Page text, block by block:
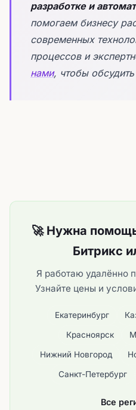
разработке и
помогаем бизнесу
современных
процессов и
нами, чтобы
🚀 Нужна
Битрикс
Я работаю удалённо
Узнайте цены и
Екатеринбург
Красноярск
Нижний Новгород
Санкт-Петербург
Все